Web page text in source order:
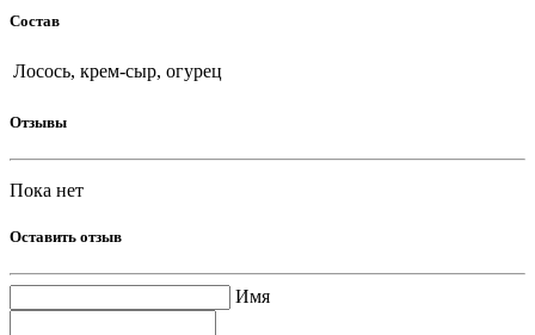
Состав
Лосось, крем-сыр, огурец
Отзывы
Пока нет
Оставить отзыв
Имя